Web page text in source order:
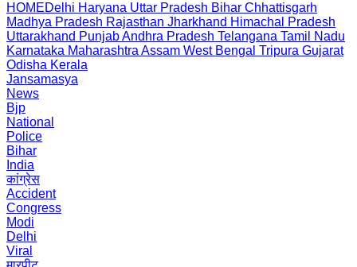
HOMEDelhi Haryana Uttar Pradesh Bihar Chhattisgarh
Madhya Pradesh Rajasthan Jharkhand Himachal Pradesh
Uttarakhand PunjabAndhra Pradesh Telangana Tamil Nadu
Karnataka Maharashtra Assam West Bengal Tripura Gujarat
Odisha Kerala
Jansamasya
News
Bjp
National
Police
Bihar
India
कांग्रेस
Accident
Congress
Modi
Delhi
Viral